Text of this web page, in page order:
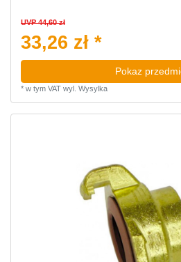
UVP 44,60 zł
33,26 zł *
Pokaz
* w tym VATwyl. Wysylka